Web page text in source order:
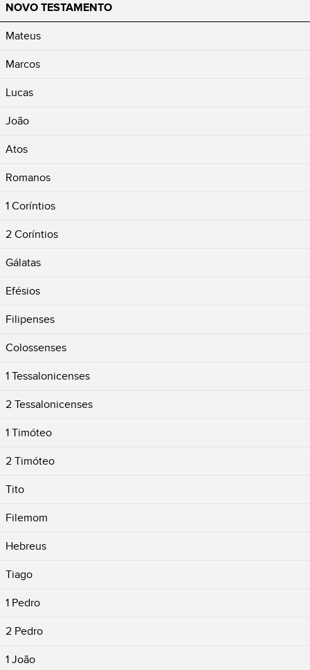
NOVO TESTAMENTO
Mateus
Marcos
Lucas
João
Atos
Romanos
1 Coríntios
2 Coríntios
Gálatas
Efésios
Filipenses
Colossenses
1 Tessalonicenses
2 Tessalonicenses
1 Timóteo
2 Timóteo
Tito
Filemom
Hebreus
Tiago
1 Pedro
2 Pedro
1 João